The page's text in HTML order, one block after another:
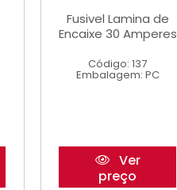
Fusivel Lamina de
Encaixe 30 Amperes
Código: 137
Embalagem: PC
Ver
preço